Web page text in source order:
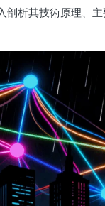
析其技術原理、